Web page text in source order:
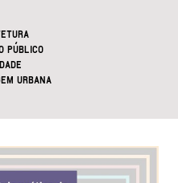
PÚBLICO
URBANA